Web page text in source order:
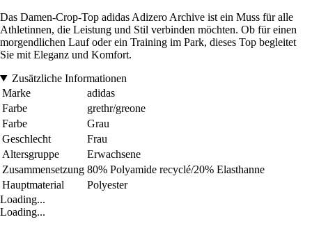
Das Damen-Crop-Top adidas Adizero Archive ist ein Muss für alle
Athletinnen, die Leistung und Stil verbinden möchten. Ob für einen
morgendlichen Lauf oder ein Training im Park, dieses Top begleitet
Sie mit Eleganz und Komfort.
Zusätzliche Informationen
Marke
adidas
Farbe
grethr/greone
Farbe
Grau
Geschlecht
Frau
Altersgruppe
Erwachsene
Zusammensetzung 80% Polyamide recyclé/20% Elasthanne
Hauptmaterial
Polyester
Loading...
Loading...